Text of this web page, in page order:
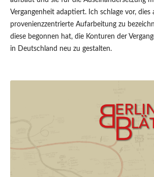
Vergangenheit adaptiert. Ich schlage vor, dies
provenienzzentrierte Aufarbeitung zu
diese begonnen hat, die Konturen der
in Deutschland neu zu gestalten.